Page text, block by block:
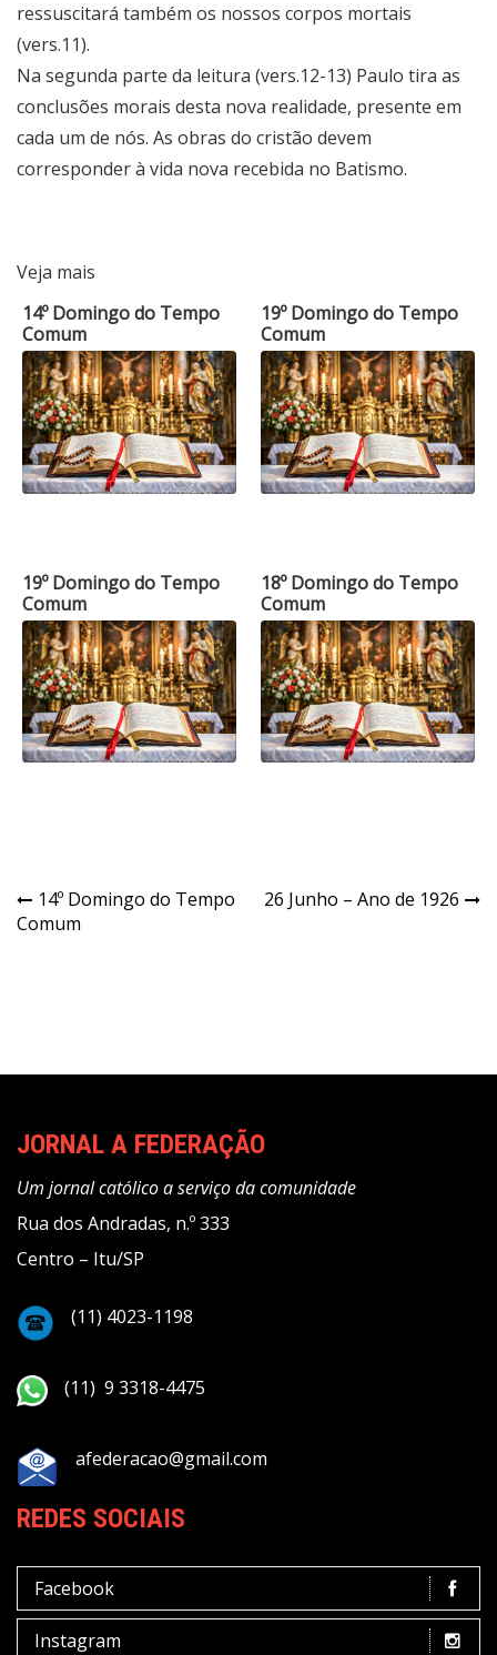
ressuscitará também os nossos corpos mortais
(vers.11).
Na segunda parte da leitura (vers.12-13) Paulo tira as
conclusões morais desta nova realidade, presente em
cada um de nós. As obras do cristão devem
corresponder à vida nova recebida no Batismo.
Veja mais
14º Domingo do Tempo
Comum
19º Domingo do Tempo
Comum
19º Domingo do Tempo
Comum
18º Domingo do Tempo
Comum
Navegação
de
14º Domingo do Tempo
Comum
26 Junho – Ano de 1926
JORNAL A FEDERAÇÃO
Um jornal católico a serviço da comunidade
Rua dos Andradas, n.º 333
Centro – Itu/SP
(11) 4023-1198
(11) 9 3318-4475
afederacao@gmail.com
REDES SOCIAIS
Facebook
Instagram